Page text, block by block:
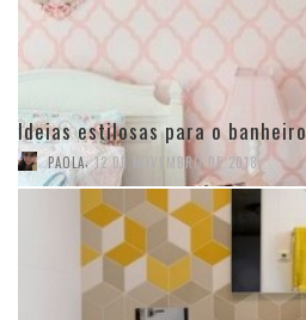
Ideias estilosas para o banheiro
PAOLA, 12 DE NOVEMBRO DE 2018